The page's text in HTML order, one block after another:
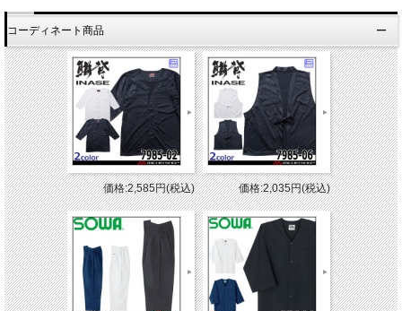
コーディネート商品
価格:2,585円(税込) 価格:2,035円(税込)